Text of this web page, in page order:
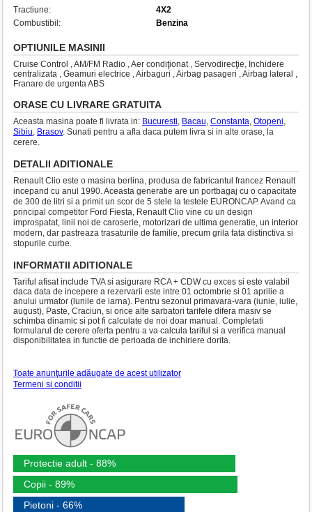
Tractiune:
4X2
Combustibil:
Benzina
OPTIUNILE MASINII
Cruise Control , AM/FM Radio , Aer condiţionat , Servodirecţie, Inchidere
centralizata , Geamuri electrice , Airbaguri , Airbag pasageri , Airbag lateral ,
Franare de urgenta ABS
ORASE CU LIVRARE GRATUITA
Aceasta masina poate fi livrata in: Bucuresti, Bacau, Constanta, Otopeni,
Sibiu, Brasov. Sunati pentru a afla daca putem livra si in alte orase, la
cerere.
DETALII ADITIONALE
Renault Clio este o masina berlina, produsa de fabricantul francez Renault
incepand cu anul 1990. Aceasta generatie are un portbagaj cu o capacitate
de 300 de litri si a primit un scor de 5 stele la testele EURONCAP. Avand ca
principal competitor Ford Fiesta, Renault Clio vine cu un design
improspatat, linii noi de caroserie, motorizari de ultima generatie, un interior
modern, dar pastreaza trasaturile de familie, precum grila fata distinctiva si
stopurile curbe.
INFORMATII ADITIONALE
Tariful afisat include TVA si asigurare RCA + CDW cu exces si este valabil
daca data de incepere a rezervarii este intre 01 octombrie si 01 aprilie a
anului urmator (lunile de iarna). Pentru sezonul primavara-vara (iunie, iulie,
august), Paste, Craciun, si orice alte sarbatori tarifele difera masiv se
schimba dinamic si pot fi calculate de noi doar manual. Completati
formularul de cerere oferta pentru a va calcula tariful si a verifica manual
disponibilitatea in functie de perioada de inchiriere dorita.
Toate anunţurile adăugate de acest utilizator
Termeni si conditii
Protectie adult - 88%
Copii - 89%
Pietoni - 66%